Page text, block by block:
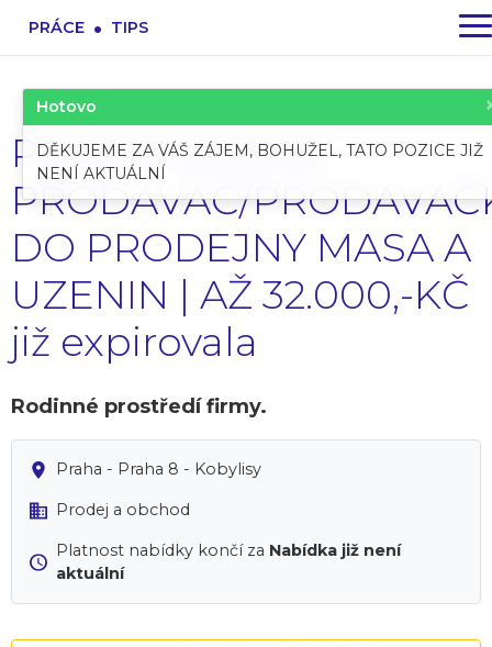
PRÁCE . TIPS
Pracovní pozice:
PRODAVAČ/
DO PRODEJNY MASA A
UZENIN | AŽ 32.000,-KČ
již expirovala
Rodinné prostředí firmy.
Praha - Praha 8 - Kobylisy
Prodej a obchod
Platnost nabídky končí za Nabídka již není
aktuální
Hotovo
DĚKUJEME ZA VÁŠ ZÁJEM, BOHUŽEL, TATO POZICE JIŽ
NENÍ AKTUÁLNÍ